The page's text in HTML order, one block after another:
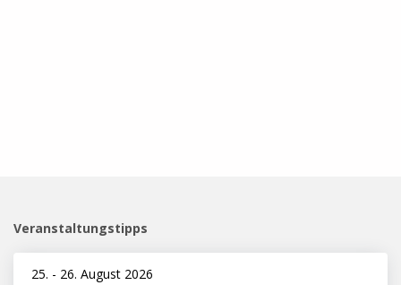
Veranstaltungstipps
25. - 26. August 2026